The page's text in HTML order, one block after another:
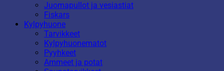
Juomapullot ja vesiastiat
Fiskars
Kylpyhuone
Tarvikkeet
Kylpyhuonematot
Pyyhkeet
Ammeet ja potat